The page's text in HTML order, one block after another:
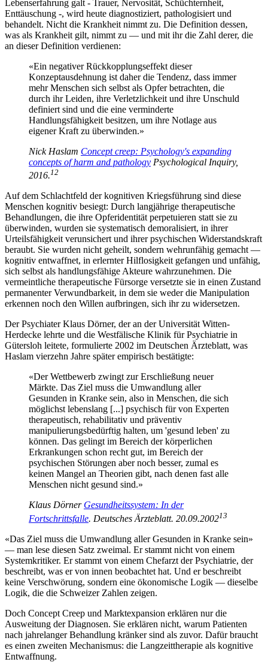
Lebenserfahrung galt - Trauer, Nervosität, Schüchternheit,
Enttäuschung -, wird heute diagnostiziert, pathologisiert und
behandelt. Nicht die Krankheit nimmt zu. Die Definition dessen,
was als Krankheit gilt, nimmt zu — und mit ihr die Zahl derer, die
an dieser Definition verdienen:
«Ein negativer Rückkopplungseffekt dieser
Konzeptausdehnung ist daher die Tendenz, dass immer
mehr Menschen sich selbst als Opfer betrachten, die
durch ihr Leiden, ihre Verletzlichkeit und ihre Unschuld
definiert sind und die eine verminderte
Handlungsfähigkeit besitzen, um ihre Notlage aus
eigener Kraft zu überwinden.»
Nick Haslam Concept creep: Psychology's expanding
concepts of harm and pathology Psychological Inquiry,
2016.12
Auf dem Schlachtfeld der kognitiven Kriegsführung sind diese
Menschen kognitiv besiegt: Durch langjährige therapeutische
Behandlungen, die ihre Opferidentität perpetuieren statt sie zu
überwinden, wurden sie systematisch demoralisiert, in ihrer
Urteilsfähigkeit verunsichert und ihrer psychischen Widerstandskraft
beraubt. Sie wurden nicht geheilt, sondern wehrunfähig gemacht —
kognitiv entwaffnet, in erlernter Hilflosigkeit gefangen und unfähig,
sich selbst als handlungsfähige Akteure wahrzunehmen. Die
vermeintliche therapeutische Fürsorge versetzte sie in einen Zustand
permanenter Verwundbarkeit, in dem sie weder die Manipulation
erkennen noch den Willen aufbringen, sich ihr zu widersetzen.
Der Psychiater Klaus Dörner, der an der Universität Witten-
Herdecke lehrte und die Westfälische Klinik für Psychiatrie in
Gütersloh leitete, formulierte 2002 im Deutschen Ärzteblatt, was
Haslam vierzehn Jahre später empirisch bestätigte:
«Der Wettbewerb zwingt zur Erschließung neuer
Märkte. Das Ziel muss die Umwandlung aller
Gesunden in Kranke sein, also in Menschen, die sich
möglichst lebenslang [...] psychisch für von Experten
therapeutisch, rehabilitativ und präventiv
manipulierungsbedürftig halten, um 'gesund leben' zu
können. Das gelingt im Bereich der körperlichen
Erkrankungen schon recht gut, im Bereich der
psychischen Störungen aber noch besser, zumal es
keinen Mangel an Theorien gibt, nach denen fast alle
Menschen nicht gesund sind.»
Klaus Dörner Gesundheitssystem: In der
Fortschrittsfalle. Deutsches Ärzteblatt. 20.09.200213
«Das Ziel muss die Umwandlung aller Gesunden in Kranke sein»
— man lese diesen Satz zweimal. Er stammt nicht von einem
Systemkritiker. Er stammt von einem Chefarzt der Psychiatrie, der
beschreibt, was er von innen beobachtet hat. Und er beschreibt
keine Verschwörung, sondern eine ökonomische Logik — dieselbe
Logik, die die Schweizer Zahlen zeigen.
Doch Concept Creep und Marktexpansion erklären nur die
Ausweitung der Diagnosen. Sie erklären nicht, warum Patienten
nach jahrelanger Behandlung kränker sind als zuvor. Dafür braucht
es einen zweiten Mechanismus: die Langzeittherapie als kognitive
Entwaffnung.